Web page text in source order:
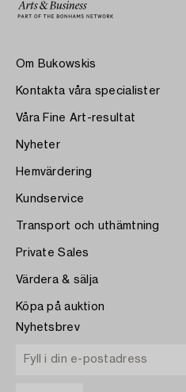
Om Bukowskis
Kontakta våra specialister
Våra Fine Art-resultat
Nyheter
Hemvärdering
Kundservice
Transport och uthämtning
Private Sales
Värdera & sälja
Köpa på auktion
Nyhetsbrev